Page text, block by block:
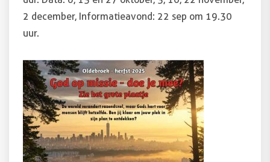
2 december, Informatieavond: 22 sep om 19.30
uur.